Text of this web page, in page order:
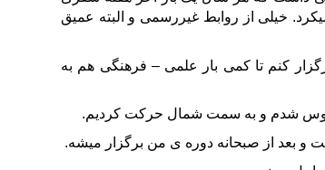
خیلی از روابط غیررسمی و البته عمیق
که یک دوره 4 ساعته برای کارکنان برگزار کنم تا کمی بار علمی – فرهنگی هم به
شدم و به سمت شمال حرکت کردیم.